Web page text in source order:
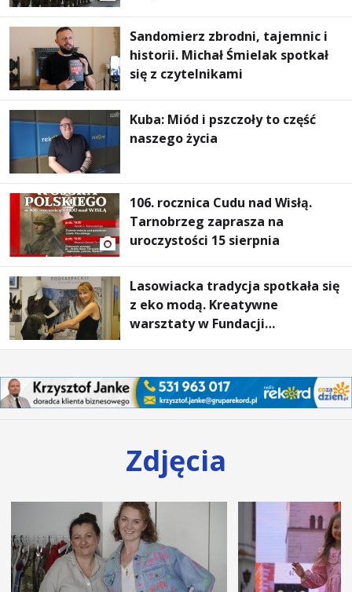
Sandomierz zbrodni, tajemnic i
historii. Michał Śmielak spotkał
się z czytelnikami
Kuba: Miód i pszczoły to część
naszego życia
106. rocznica Cudu nad Wisłą.
Tarnobrzeg zaprasza na
uroczystości 15 sierpnia
Lasowiacka tradycja spotkała się
z eko modą. Kreatywne
warsztaty w Fundacji
Zdjęcia